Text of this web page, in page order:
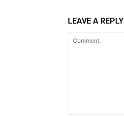
LEAVE A REPLY